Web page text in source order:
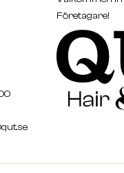
Företagare!